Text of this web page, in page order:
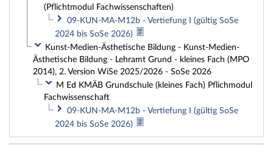
(Pflichtmodul Fachwissenschaften)
09-KUN-MA-M12b - Vertiefung I (gültig SoSe
2024 bis SoSe 2026)
Kunst-Medien-Ästhetische Bildung - Kunst-Medien-
Ästhetische Bildung - Lehramt Grund - kleines Fach (MPO
2014), 2. Version WiSe 2025/2026 - SoSe 2026
M Ed KMÄB Grundschule (kleines Fach) Pflichmodul
Fachwissenschaft
09-KUN-MA-M12b - Vertiefung I (gültig SoSe
2024 bis SoSe 2026)